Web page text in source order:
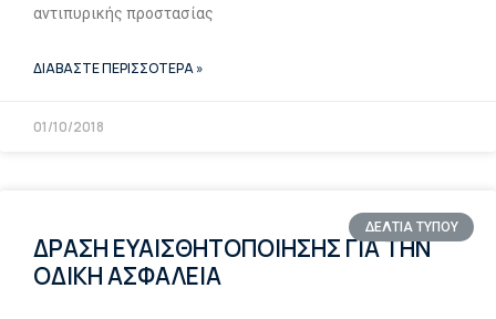
αντιπυρικής προστασίας
ΔΙΑΒΑΣΤΕ ΠΕΡΙΣΣΟΤΕΡΑ »
01/10/2018
ΔΕΛΤΙΑ ΤΥΠΟΥ
ΔΡΑΣΗ ΕΥΑΙΣΘΗΤΟΠΟΙΗΣΗΣ ΓΙΑ ΤΗΝ
ΟΔΙΚΗ ΑΣΦΑΛΕΙΑ